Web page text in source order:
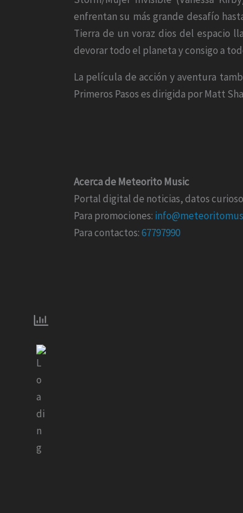
enfrentan su más grande desafío
Tierra de un voraz dios del espacio
devorar todo el planeta y consigo a
La película de acción y aventura
Primeros Pasos es dirigida por Matt
Acerca de Meteorito Music
Portal digital de noticias, datos
Para promociones:
Para contactos:67797990